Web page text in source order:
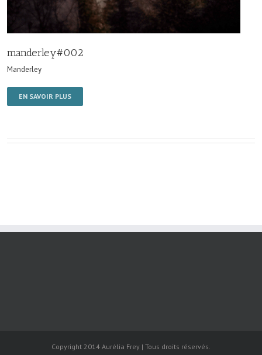
manderley#002
Manderley
EN SAVOIR PLUS
Copyright 2014 Aurélia Frey | Tous droits réservés.